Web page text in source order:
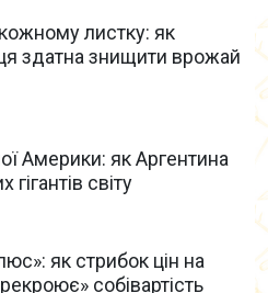
листку: як
здатна знищити врожай
Америки: як Аргентина
світу
як стрибок цін на
собівартість